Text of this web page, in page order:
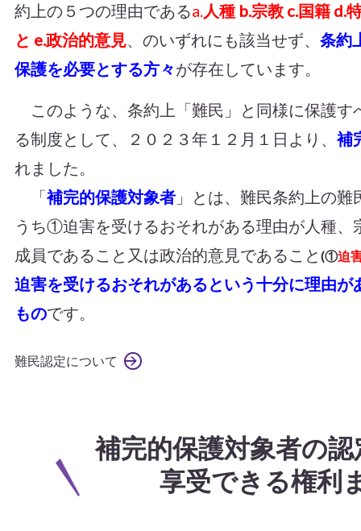
約上の５つの理由であるa.人種 b.宗教 c.国籍 d.
と e.政治的意見、のいずれにも該当せず、 条約
保護を必要とする方々が存在しています。
このような、条約上「難民」と同様に保護す
る制度として、２０２３年１２月１日より、補
れました。
「補完的保護対象者 」とは、難民条約上の
うち①迫害を受けるおそれがある理由が人種、
成員であること又は政治的意見であること (①迫
迫害を受けるおそれがあるという十分に理由
ものです。
難民認定について
補完的保護対象者の
享受できる権利